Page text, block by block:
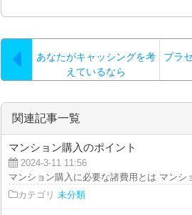
あなたがキャッシングを考
えているなら
プラ
関連記事一覧
マンション購入のポイント
2024-3-11 11:56
マンション購入に必要な諸費用とは マン
カテゴリ 未分類